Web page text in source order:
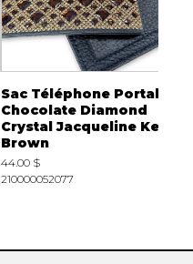
Sac Téléphone Portable
Chocolate Diamond
Crystal Jacqueline Kent
Brown
44.00 $
210000052077